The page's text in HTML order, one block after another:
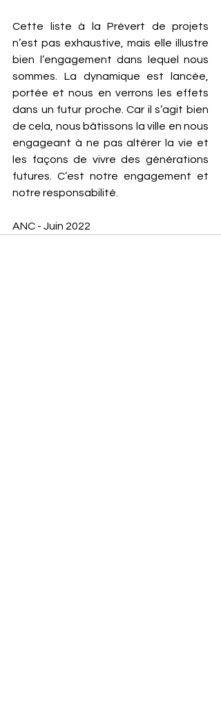
Cette liste à la Prévert de projets
n’est pas exhaustive, mais elle illustre
bien l’engagement dans lequel nous
sommes. La dynamique est lancée,
portée et nous en verrons les effets
dans un futur proche. Car il s’agit bien
de cela, nous bâtissons la ville en nous
engageant à ne pas altérer la vie et
les façons de vivre des générations
futures. C’est notre engagement et
notre responsabilité.
ANC - Juin 2022